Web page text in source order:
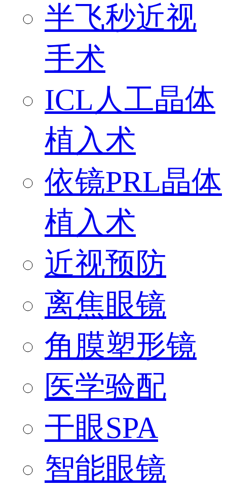
半飞秒近视
手术
ICL人工晶体
植入术
依镜PRL晶体
植入术
近视预防
离焦眼镜
角膜塑形镜
医学验配
干眼SPA
智能眼镜